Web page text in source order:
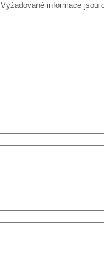
Vyžadované informace jsou